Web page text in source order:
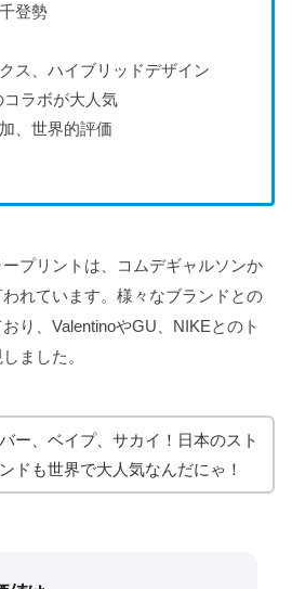
登勢
ス、ハイブリッドデザイン
ラボが大人気
、世界的評価
プリントは、コムデギャルソンか
れています。様々なブランドとの
り、ValentinoやGU、NIKEとのト
ました。
ー、ベイプ、サカイ！日本のスト
ドも世界で大人気なんだにゃ！